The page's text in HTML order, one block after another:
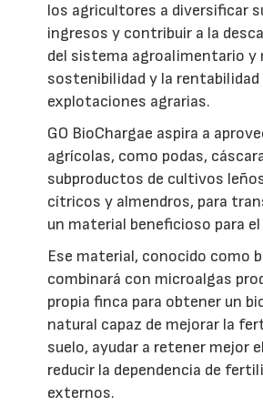
los agricultores a diversificar
ingresos y contribuir a la
del sistema agroalimentario y
sostenibilidad y la rentabilidad
explotaciones agrarias.
GO BioChargae aspira a
agrícolas, como podas,
subproductos de cultivos
cítricos y almendros, para
un material beneficioso para el
Ese material, conocido como
combinará con microalgas
propia finca para obtener un
natural capaz de mejorar la
suelo, ayudar a retener mejor
reducir la dependencia de
externos.